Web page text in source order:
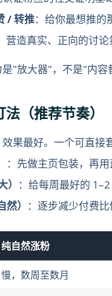
/ 转推：给你最想推的
营造真实、正向的讨论
"放大器"，不是"内容
（推荐节奏）
果最好。一个可直接
：先做主页包装，再
：给每周最好的
）
：逐步减少付费
纯自然涨粉
慢，数周至数月